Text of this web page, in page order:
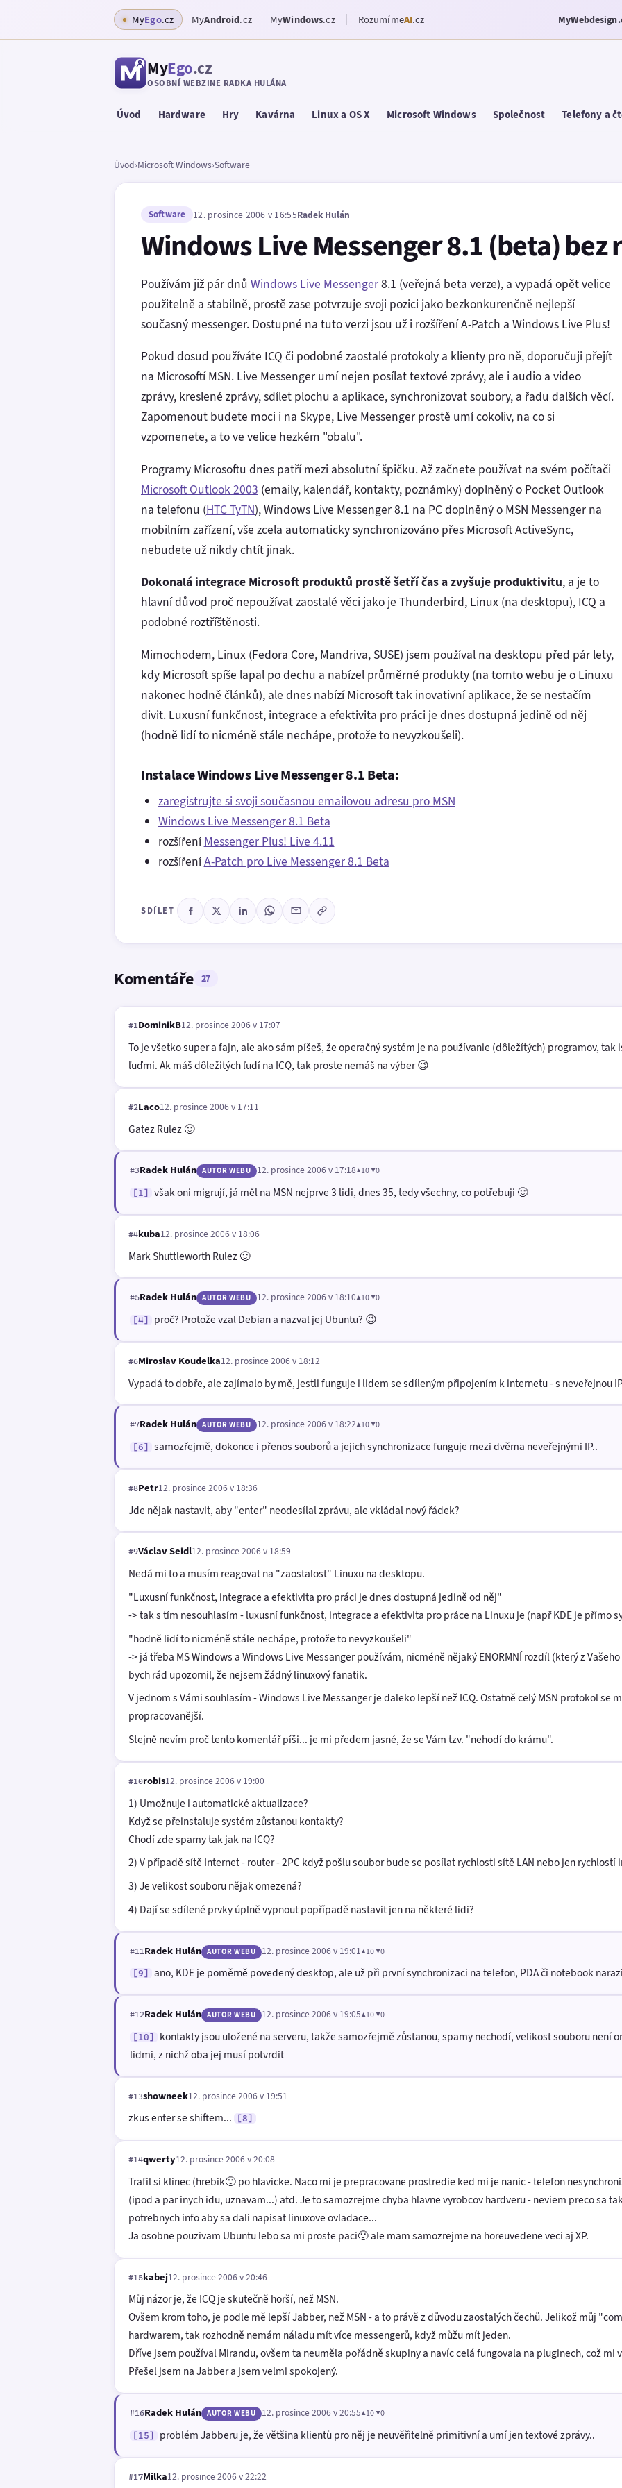
MyEgo.cz MyAndroid.cz MyWindows.cz RozumímeAI.cz
MyEgo.cz
OSOBNÍ WEBZINE RADKA HULÁNA
Úvod Hardware Hry Kavárna Linux a OS X Microsoft Windows Společnost Telefony a
Úvod›Microsoft Windows›Software
Software 12. prosince 2006 v 16:55Radek Hulán
Windows Live Messenger 8.1 (beta) bez
Používám již pár dnů Windows Live Messenger8.1 (veřejná beta verze), a vypadá opět velice
použitelně a stabilně, prostě zase potvrzuje svoji pozici jako bezkonkurenčně nejlepší
současný messenger. Dostupné na tuto verzi jsou už i rozšíření A-Patch a Windows Live Plus!
Pokud dosud používáte ICQ či podobné zaostalé protokoly a klienty pro ně, doporučuji přejít
na Microsoftí MSN. Live Messenger umí nejen posílat textové zprávy, ale i audio a video
zprávy, kreslené zprávy, sdílet plochu a aplikace, synchronizovat soubory, a řadu dalších věcí.
Zapomenout budete moci i na Skype, Live Messenger prostě umí cokoliv, na co si
vzpomenete, a to ve velice hezkém "obalu".
Programy Microsoftu dnes patří mezi absolutní špičku. Až začnete používat na svém počítači
Microsoft Outlook 2003 (emaily, kalendář, kontakty, poznámky) doplněný o Pocket Outlook
na telefonu (HTC TyTN), Windows Live Messenger 8.1 na PC doplněný o MSN Messenger na
mobilním zařízení, vše zcela automaticky synchronizováno přes Microsoft ActiveSync,
nebudete už nikdy chtít jinak.
Dokonalá integrace Microsoft produktů prostě šetří čas a zvyšuje produktivitu, a je to
hlavní důvod proč nepoužívat zaostalé věci jako je Thunderbird, Linux (na desktopu), ICQ a
podobné roztříštěnosti.
Mimochodem, Linux (Fedora Core, Mandriva, SUSE) jsem používal na desktopu před pár lety,
kdy Microsoft spíše lapal po dechu a nabízel průměrné produkty (na tomto webu je o Linuxu
nakonec hodně článků), ale dnes nabízí Microsoft tak inovativní aplikace, že se nestačím
divit. Luxusní funkčnost, integrace a efektivita pro práci je dnes dostupná jedině od něj
(hodně lidí to nicméně stále nechápe, protože to nevyzkoušeli).
Instalace Windows Live Messenger 8.1 Beta:
zaregistrujte si svoji současnou emailovou adresu pro MSN
Windows Live Messenger 8.1 Beta
rozšířeníMessenger Plus! Live 4.11
rozšířeníA-Patch pro Live Messenger 8.1 Beta
SDÍLET
Komentáře 27
#1DominikB12. prosince 2006 v 17:07
To je všetko super a fajn, ale ako sám píšeš, že operačný systém je na používanie (dôležítých) programov,
ľuďmi. Ak máš dôležitých ľudí na ICQ, tak proste nemáš na výber 😉
#2Laco12. prosince 2006 v 17:11
Gatez Rulez 🙂
#3Radek Hulán AUTOR WEBU 12. prosince 2006 v 17:18▲10 ▼0
[1] však oni migrují, já měl na MSN nejprve 3 lidi, dnes 35, tedy všechny, co potřebuji 🙂
#4kuba12. prosince 2006 v 18:06
Mark Shuttleworth Rulez 🙂
#5Radek Hulán AUTOR WEBU 12. prosince 2006 v 18:10▲10 ▼0
[4] proč? Protože vzal Debian a nazval jej Ubuntu? 😉
#6Miroslav Koudelka12. prosince 2006 v 18:12
Vypadá to dobře, ale zajímalo by mě, jestli funguje i lidem se sdíleným připojením k internetu - s neveřejnou
#7Radek Hulán AUTOR WEBU 12. prosince 2006 v 18:22▲10 ▼0
[6] samozřejmě, dokonce i přenos souborů a jejich synchronizace funguje mezi dvěma neveřejnými IP..
#8Petr12. prosince 2006 v 18:36
Jde nějak nastavit, aby "enter" neodesílal zprávu, ale vkládal nový řádek?
#9Václav Seidl12. prosince 2006 v 18:59
Nedá mi to a musím reagovat na "zaostalost" Linuxu na desktopu.
"Luxusní funkčnost, integrace a efektivita pro práci je dnes dostupná jedině od něj"
-> tak s tím nesouhlasím - luxusní funkčnost, integrace a efektivita pro práce na Linuxu je (např KDE je přímo
"hodně lidí to nicméně stále nechápe, protože to nevyzkoušeli"
-> já třeba MS Windows a Windows Live Messanger používám, nicméně nějaký ENORMNÍ rozdíl (který z
bych rád upozornil, že nejsem žádný linuxový fanatik.
V jednom s Vámi souhlasím - Windows Live Messanger je daleko lepší než ICQ. Ostatně celý MSN protokol se
propracovanější.
Stejně nevím proč tento komentář píši... je mi předem jasné, že se Vám tzv. "nehodí do krámu".
#10robis12. prosince 2006 v 19:00
1) Umožnuje i automatické aktualizace?
Když se přeinstaluje systém zůstanou kontakty?
Chodí zde spamy tak jak na ICQ?
2) V případě sítě Internet - router - 2PC když pošlu soubor bude se posílat rychlosti sítě LAN nebo jen
3) Je velikost souboru nějak omezená?
4) Dají se sdílené prvky úplně vypnout popřípadě nastavit jen na některé lidi?
#11 Radek Hulán AUTOR WEBU 12. prosince 2006 v 19:01▲10 ▼0
[9] ano, KDE je poměrně povedený desktop, ale už při první synchronizaci na telefon, PDA či notebook
#12Radek Hulán AUTOR WEBU 12. prosince 2006 v 19:05▲10 ▼0
[10]
kontakty jsou uložené na serveru, takže samozřejmě zůstanou, spamy nechodí, velikost souboru není
lidmi, z nichž oba jej musí potvrdit
#13showneek12. prosince 2006 v 19:51
zkus enter se shiftem... [8]
#14qwerty12. prosince 2006 v 20:08
Trafil si klinec (hrebik🙂 po hlavicke. Naco mi je prepracovane prostredie ked mi je nanic - telefon
(ipod a par inych idu, uznavam...) atd. Je to samozrejme chyba hlavne vyrobcov hardveru - neviem preco sa
potrebnych info aby sa dali napisat linuxove ovladace...
Ja osobne pouzivam Ubuntu lebo sa mi proste paci🙂 ale mam samozrejme na horeuvedene veci aj XP.
#15kabej12. prosince 2006 v 20:46
Můj názor je, že ICQ je skutečně horší, než MSN.
Ovšem krom toho, je podle mě lepší Jabber, než MSN - a to právě z důvodu zaostalých čechů. Jelikož můj
hardwarem, tak rozhodně nemám náladu mít více messengerů, když můžu mít jeden.
Dříve jsem používal Mirandu, ovšem ta neuměla pořádně skupiny a navíc celá fungovala na pluginech, což mi
Přešel jsem na Jabber a jsem velmi spokojený.
#16Radek Hulán AUTOR WEBU 12. prosince 2006 v 20:55▲10 ▼0
[15] problém Jabberu je, že většina klientů pro něj je neuvěřitelně primitivní a umí jen textové zprávy..
#17Milka12. prosince 2006 v 22:22